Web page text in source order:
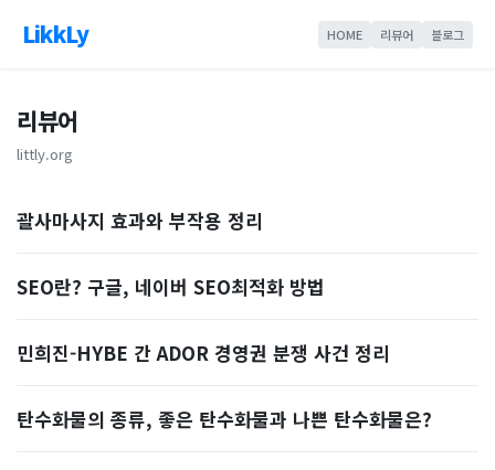
LikkLy HOME 리뷰어 블로그
리뷰어
littly.org
괄사마사지 효과와 부작용 정리
SEO란? 구글, 네이버 SEO최적화 방법
민희진-HYBE 간 ADOR 경영권 분쟁 사건 정리
탄수화물의 종류, 좋은 탄수화물과 나쁜 탄수화물은?